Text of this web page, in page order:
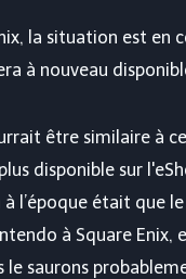
la situation est
à nouveau
être similaire à
disponible sur
à l’époque était que
à Square Enix,
le saurons